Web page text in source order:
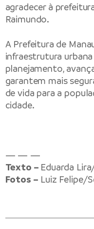
agradecer à
Raimundo.
A Prefeitura de
infraestrutura
planejamento,
garantem mais
de vida para a
cidade.
— — —
Texto – Eduarda
Fotos – Luiz Felipe/